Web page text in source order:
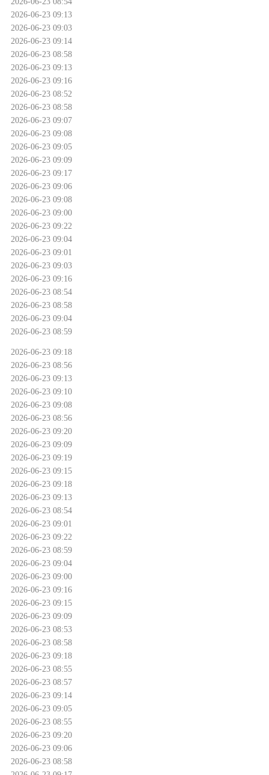
2026-06-23 09:13
2026-06-23 09:03
2026-06-23 09:14
2026-06-23 08:58
2026-06-23 09:13
2026-06-23 09:16
2026-06-23 08:52
2026-06-23 08:58
2026-06-23 09:07
2026-06-23 09:08
2026-06-23 09:05
2026-06-23 09:09
2026-06-23 09:17
2026-06-23 09:06
2026-06-23 09:08
2026-06-23 09:00
2026-06-23 09:22
2026-06-23 09:04
2026-06-23 09:01
2026-06-23 09:03
2026-06-23 09:16
2026-06-23 08:54
2026-06-23 08:58
2026-06-23 09:04
2026-06-23 08:59
2026-06-23 09:18
2026-06-23 08:56
2026-06-23 09:13
2026-06-23 09:10
2026-06-23 09:08
2026-06-23 08:56
2026-06-23 09:20
2026-06-23 09:09
2026-06-23 09:19
2026-06-23 09:15
2026-06-23 09:18
2026-06-23 09:13
2026-06-23 08:54
2026-06-23 09:01
2026-06-23 09:22
2026-06-23 08:59
2026-06-23 09:04
2026-06-23 09:00
2026-06-23 09:16
2026-06-23 09:15
2026-06-23 09:09
2026-06-23 08:53
2026-06-23 08:58
2026-06-23 09:18
2026-06-23 08:55
2026-06-23 08:57
2026-06-23 09:14
2026-06-23 09:05
2026-06-23 08:55
2026-06-23 09:20
2026-06-23 09:06
2026-06-23 08:58